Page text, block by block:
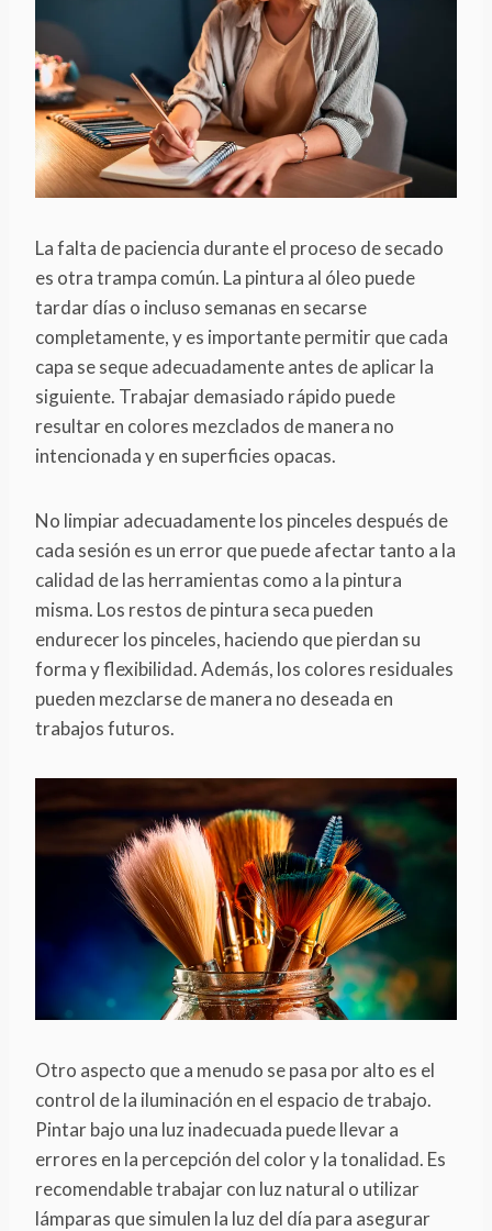
La falta de paciencia durante el proceso de secado
es otra trampa común. La pintura al óleo puede
tardar días o incluso semanas en secarse
completamente, y es importante permitir que cada
capa se seque adecuadamente antes de aplicar la
siguiente. Trabajar demasiado rápido puede
resultar en colores mezclados de manera no
intencionada y en superficies opacas.
No limpiar adecuadamente los pinceles después de
cada sesión es un error que puede afectar tanto a la
calidad de las herramientas como a la pintura
misma. Los restos de pintura seca pueden
endurecer los pinceles, haciendo que pierdan su
forma y flexibilidad. Además, los colores residuales
pueden mezclarse de manera no deseada en
trabajos futuros.
Otro aspecto que a menudo se pasa por alto es el
control de la iluminación en el espacio de trabajo.
Pintar bajo una luz inadecuada puede llevar a
errores en la percepción del color y la tonalidad. Es
recomendable trabajar con luz natural o utilizar
lámparas que simulen la luz del día para asegurar